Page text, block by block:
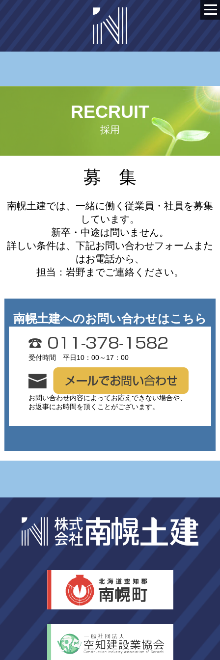
RECRUIT
採用
募 集
南幌土建では、一緒に働く従業員・社員を募集
しています。
新卒・中途は問いません。
詳しい条件は、下記お問い合わせフォームまた
はお電話から、
担当：岩野までご連絡ください。
南幌土建へのお問い合わせはこちら
受付時間 平日10：00～17：00
お問い合わせ内容によってお応えできない場合や、
お返事にお時間を頂くことがございます。